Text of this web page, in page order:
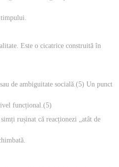
timpului.
Este o cicatrice construită în
de ambiguitate socială.(5) Un punct
funcțional.(5)
rușinat că reacționezi „atât de